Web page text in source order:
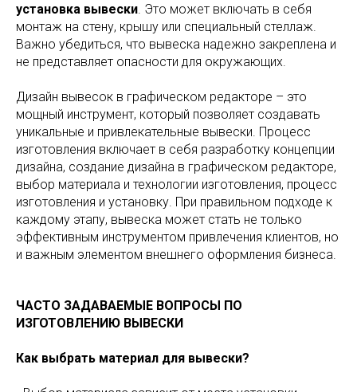
установка вывески. Это может включать в себя
монтаж на стену, крышу или специальный стеллаж.
Важно убедиться, что вывеска надежно закреплена и
не представляет опасности для окружающих.
Дизайн вывесок в графическом редакторе – это
мощный инструмент, который позволяет создавать
уникальные и привлекательные вывески. Процесс
изготовления включает в себя разработку концепции
дизайна, создание дизайна в графическом редакторе,
выбор материала и технологии изготовления, процесс
изготовления и установку. При правильном подходе к
каждому этапу, вывеска может стать не только
эффективным инструментом привлечения клиентов, но
и важным элементом внешнего оформления бизнеса.
ЧАСТО ЗАДАВАЕМЫЕ ВОПРОСЫ ПО
ИЗГОТОВЛЕНИЮ ВЫВЕСКИ
Как выбрать материал для вывески?